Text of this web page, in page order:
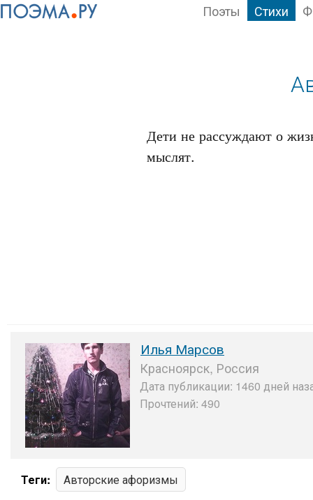
Поэты Стихи
Дети не рассуждают о
мыслят.
Илья Марсов
Красноярск, Россия
Дата публикации: 1460 дней
Прочтений: 490
Теги: Авторские афоризмы